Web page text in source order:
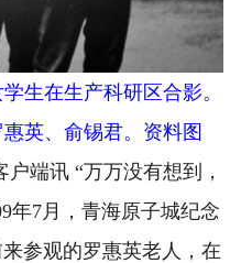
生在生产科研区合影。
英、俞锡君。资料图
端讯 “万万没有想到，
7月，青海原子城纪念
参观的罗惠英老人，在